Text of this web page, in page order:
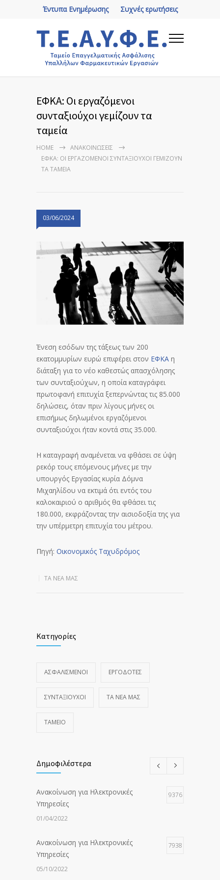
Συχνές ερωτήσεις
Έντυπα Ενημέρωσης
ΕΦΚΑ: Οι εργαζόμενοι
συνταξιούχοι γεμίζουν τα
ταμεία
HOME
ΑΝΑΚΟΙΝΏΣΕΙΣ
ΕΦΚΑ: ΟΙ ΕΡΓΑΖΌΜΕΝΟΙ ΣΥΝΤΑΞΙΟΎΧΟΙ ΓΕΜΊΖΟΥΝ
ΤΑ ΤΑΜΕΊΑ
03/06/2024
Ένεση εσόδων της τάξεως των 200
εκατομμυρίων ευρώ επιφέρει στον ΕΦΚΑ η
διάταξη για το νέο καθεστώς απασχόλησης
των συνταξιούχων, η οποία καταγράφει
πρωτοφανή επιτυχία ξεπερνώντας τις 85.000
δηλώσεις, όταν πριν λίγους μήνες οι
επισήμως δηλωμένοι εργαζόμενοι
συνταξιούχοι ήταν κοντά στις 35.000.
Η καταγραφή αναμένεται να φθάσει σε ύψη
ρεκόρ τους επόμενους μήνες με την
υπουργός Εργασίας κυρία Δόμνα
Μιχαηλίδου να εκτιμά ότι εντός του
καλοκαιριού ο αριθμός θα φθάσει τις
180.000, εκφράζοντας την αισιοδοξία της για
την υπέρμετρη επιτυχία του μέτρου.
Πηγή: Οικονομικός Ταχυδρόμος
ΤΑ ΝΈΑ ΜΑΣ
Κατηγορίες
ΑΣΦΑΛΙΣΜΕΝΟΙ ΕΡΓΟΔΟΤΕΣ
ΣΥΝΤΑΞΙΟΥΧΟΙ ΤΑ ΝΈΑ ΜΑΣ
ΤΑΜΕΙΟ
Δημοφιλέστερα
Ανακοίνωση για Ηλεκτρονικές
Υπηρεσίες
9376
01/04/2022
Ανακοίνωση για Ηλεκτρονικές
Υπηρεσίες
7938
05/10/2022